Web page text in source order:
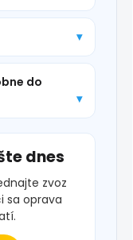
do
dnes
zvoz
sa oprava